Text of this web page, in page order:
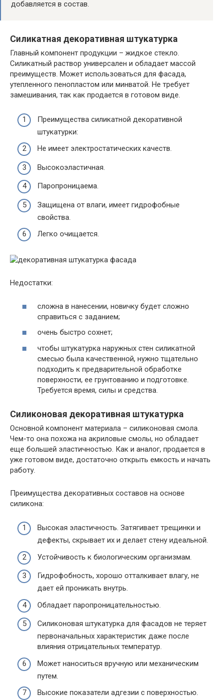
добавляется в состав.
Силикатная декоративная штукатурка
Главный компонент продукции – жидкое стекло.
Силикатный раствор универсален и обладает массой
преимуществ. Может использоваться для фасада,
утепленного пенопластом или минватой. Не требует
замешивания, так как продается в готовом виде.
Преимущества силикатной декоративной
штукатурки:
Не имеет электростатических качеств.
Высокоэластичная.
Паропроницаема.
Защищена от влаги, имеет гидрофобные
свойства.
Легко очищается.
Недостатки:
сложна в нанесении, новичку будет сложно
справиться с заданием;
очень быстро сохнет;
чтобы штукатурка наружных стен силикатной
смесью была качественной, нужно тщательно
подходить к предварительной обработке
поверхности, ее грунтованию и подготовке.
Требуется время, силы и средства.
Силиконовая декоративная штукатурка
Основной компонент материала – силиконовая смола.
Чем-то она похожа на акриловые смолы, но обладает
еще большей эластичностью. Как и аналог, продается в
уже готовом виде, достаточно открыть емкость и начать
работу.
Преимущества декоративных составов на основе
силикона:
Высокая эластичность. Затягивает трещинки и
дефекты, скрывает их и делает стену идеальной.
Устойчивость к биологическим организмам.
Гидрофобность, хорошо отталкивает влагу, не
дает ей проникать внутрь.
Обладает паропроницательностью.
Силиконовая штукатурка для фасадов не теряет
первоначальных характеристик даже после
влияния отрицательных температур.
Может наноситься вручную или механическим
путем.
Высокие показатели адгезии с поверхностью.